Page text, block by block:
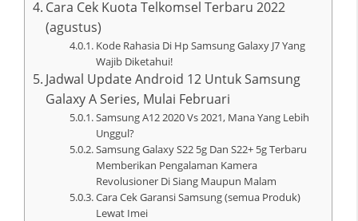
Cara Cek Kuota Telkomsel Terbaru 2022
(agustus)
Kode Rahasia Di Hp Samsung Galaxy J7 Yang
Wajib Diketahui!
Jadwal Update Android 12 Untuk Samsung
Galaxy A Series, Mulai Februari
Samsung A12 2020 Vs 2021, Mana Yang Lebih
Unggul?
Samsung Galaxy S22 5g Dan S22+ 5g Terbaru
Memberikan Pengalaman Kamera
Revolusioner Di Siang Maupun Malam
Cara Cek Garansi Samsung (semua Produk)
Lewat Imei